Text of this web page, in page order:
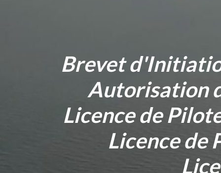
Brevet
Autorisation
Licence de
Licence de